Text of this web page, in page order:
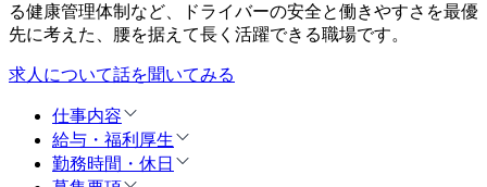
る健康管理体制など、ドライバーの安全と働きやすさを最優
先に考えた、腰を据えて長く活躍できる職場です。
求人について話を聞いてみる
仕事内容
給与・福利厚生
勤務時間・休日